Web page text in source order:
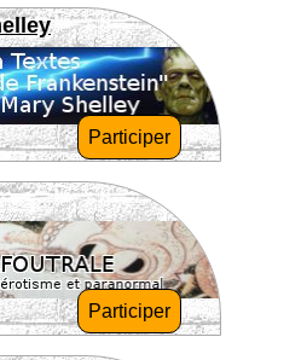
Participer
Participer